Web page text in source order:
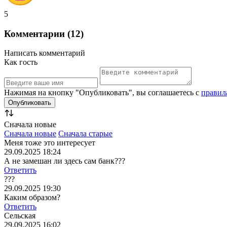
5
Комментарии (12)
Написать комментарий
Как гость
Нажимая на кнопку "Опубликовать", вы соглашаетесь с
Сначала новые
Сначала новые Сначала старые
Меня тоже это интересует
29.09.2025 18:24
А не замешан ли здесь сам банк???
Ответить
???
29.09.2025 19:30
Каким образом?
Ответить
Сельская
29.09.2025 16:02